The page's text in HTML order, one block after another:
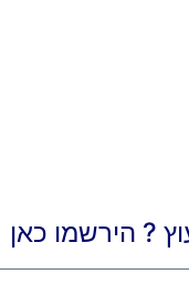
? הירשמו כאן